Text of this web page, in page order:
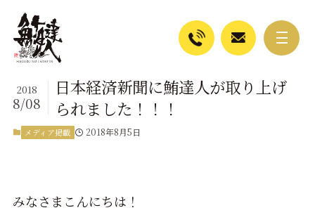
日本経済新聞に鮪達人が取り上げ
られました！！！
2018
8/08
メディア掲載 2018年8月5日
みなさまこんにちは！